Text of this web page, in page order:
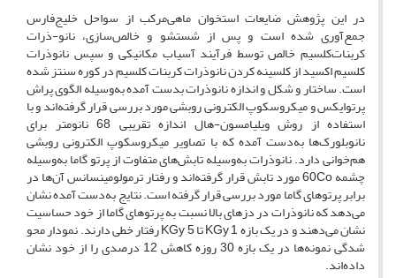
در این پژوهش ضایعات استخوان ماهی‌مرکب از سواحل خلیج‌فارس
جمع‌آوری شده است و پس از شستشو و خالص‌سازی، نانو-ذرات
کربنات‌کلسیم خالص توسط فرآیند آسیاب مکانیکی و سپس نانوذرات
کلسیم اکسید از کلسینه کردن نانوذرات کربنات کلسیم در کوره سنتز شده
است. ساختار و شکل و اندازه نانوذرات بدست آمده به‌وسیله الگوی پراش
پرتوایکس و میکروسکوپ الکترونی روبشی مورد بررسی قرار گرفته‌اند و با
استفاده از روش ویلیامسون-هال اندازه تقریبی 68 نانومتر برای
نانوبلورک‌ها به‌دست آمده که با تصاویر میکروسکوپ الکترونی روبشی
هم‌خوانی دارد. نانوذرات به‌وسیله تابش‌های متفاوت از پرتو گاما به‌وسیله
چشمه 60Co مورد تابش قرار گرفته‌اند و رفتار ترمولومینسانس آن‌ها در
برابر پرتوهای گاما مورد بررسی قرار گرفته است. نتایج به‌دست آمده نشان
می‌دهد که نانوذرات در دزهای بالا نسبت به پرتوهای گاما از خود حساسیت
نشان می‌دهند و در یک بازه KGy 1 تا 5 KGy رفتار خطی دارند. نمودار محو
شدگی نمونه‌ها در یک بازه 30 روزه کاهش 12 درصدی را از خود نشان
داده‌اند.